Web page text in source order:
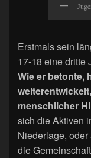
Erstmals sein
17-18 eine dritte
Wie er betonte,
menschlicher
sich die Aktiven
Niederlage,
die